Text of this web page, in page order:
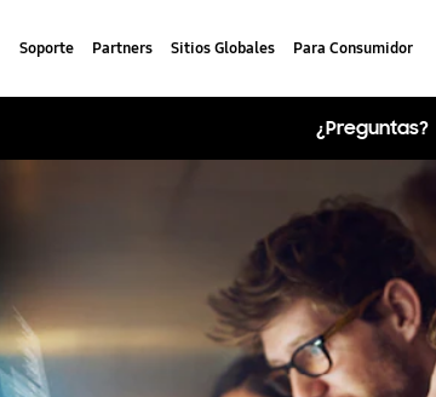
Soporte Partners Sitios Globales Para Consumidor
¿Preguntas?